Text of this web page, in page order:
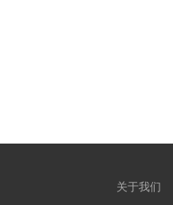
关于我们